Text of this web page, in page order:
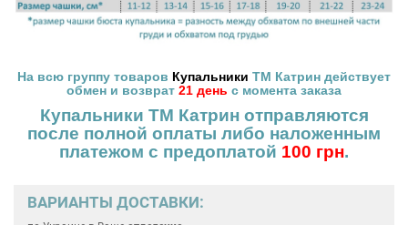
На всю группу товаров Купальники ТМ Катрин действует
обмен и возврат 21 день с момента заказа
Купальники ТМ Катрин отправляются
после полной оплаты либо наложенным
платежом с предоплатой 100 грн.
ВАРИАНТЫ ДОСТАВКИ: